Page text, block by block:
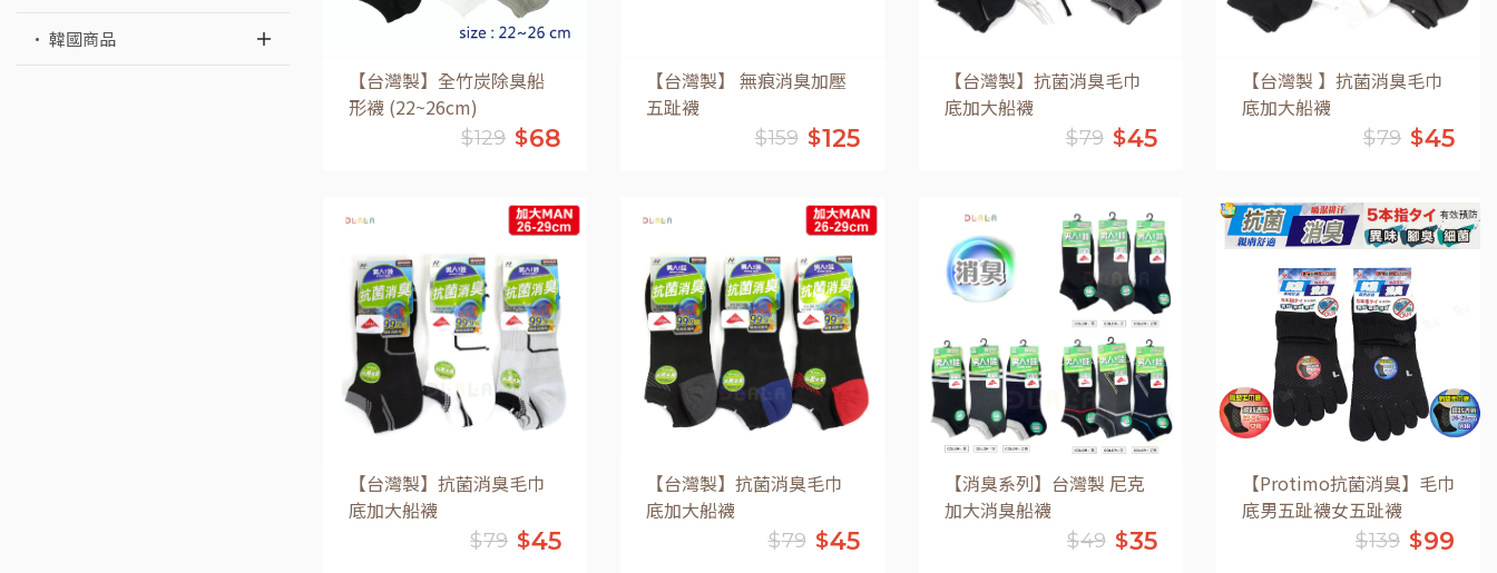
• 韓國商品
【台灣製】全竹炭除臭船
形襪 (22~26cm)
$129 $68
【台灣製】 無痕消臭加壓
五趾襪
$159 $125
【台灣製】抗菌消臭毛巾
底加大船襪
$79 $45
加入購物車
【台灣製 】抗菌消臭毛巾
底加大船襪
$79 $45
加入購物車
【台灣製】抗菌消臭毛巾
底加大船襪
$79 $45
【台灣製】抗菌消臭毛巾
底加大船襪
$79 $45
【消臭系列】台灣製 尼克
加大消臭船襪
$49 $35
【Protimo抗菌消臭】毛巾
底男五趾襪女五趾襪
$139 $99